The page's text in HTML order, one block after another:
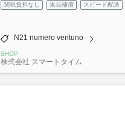
関税負担なし 返品補償 スピード配送
N21 numero ventuno
SHOP
株式会社 スマートタイム